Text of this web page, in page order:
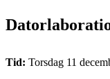
Tid: Torsdag 11